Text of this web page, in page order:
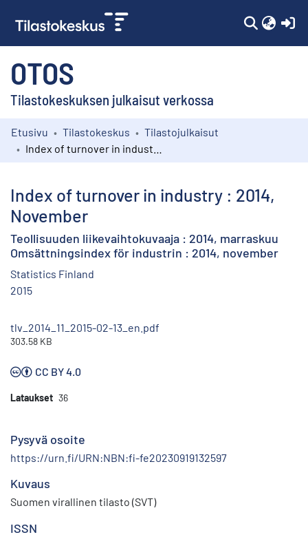
OTOS
Tilastokeskuksen julkaisut verkossa
Kokoelmat
Etusivu Tilastokeskus
Tilastojulkaisut
Index of turnover in industry : 2014,
November
Teollisuuden liikevaihtokuvaaja : 2014, marraskuu
Omsättningsindex för industrin : 2014, november
Statistics Finland
2015
tlv_2014_11_2015-02-13_en.pdf
303.58 KB
CC BY 4.0
Lataukset 36
Pysyvä osoite
https://urn.fi/URN:NBN:fi-fe20230919132597
Kuvaus
Suomen virallinen tilasto (SVT)
ISSN